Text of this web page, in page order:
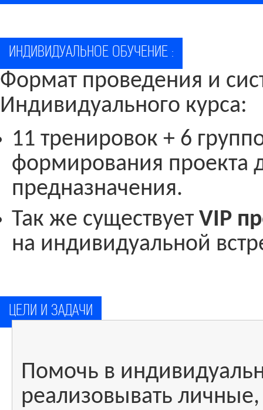
ИНДИВИДУАЛЬНОЕ ОБУЧЕНИЕ :
Формат проведения и
Индивидуального курса:
11 тренировок + 6
формирования проекта
предназначения.
Так же существует VIP
на индивидуальной
ЦЕЛИ И ЗАДАЧИ
Помочь в
реализовывать